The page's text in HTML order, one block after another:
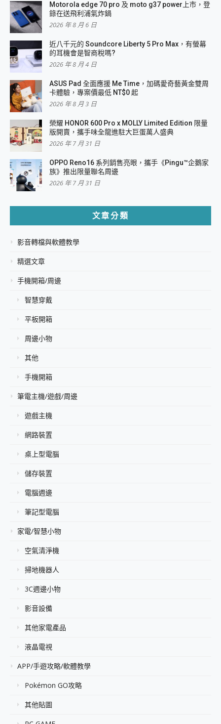
Motorola edge 70 pro 及 moto g37 power上市，登
錄在送飛利浦氣炸鍋
2026 年 8 月 6 日
近八千元的 Soundcore Liberty 5 Pro Max，有螢幕
的耳機會是智商稅嗎?
2026 年 8 月 4 日
ASUS Pad 全面應援 Me Time，加碼愛奇藝黃金雙周
卡體驗，專案價最低 NT$0 起
2026 年 8 月 3 日
榮耀 HONOR 600 Pro x MOLLY Limited Edition 限量
版開賣，攜手味全龍進駐大巨蛋萬人盛典
2026 年 7 月 31 日
OPPO Reno16 系列銷售亮眼，攜手《Pingu™企鵝家
族》推出限量聯名周邊
2026 年 7 月 31 日
文章分類
影音轉檔與軟體教學
精選文章
手機開箱/周邊
智慧穿戴
平板開箱
周邊小物
其他
手機開箱
筆電主機/遊戲/周邊
遊戲主機
網路裝置
桌上型電腦
儲存裝置
電腦週邊
筆記型電腦
家電/智慧小物
空氣清淨機
掃地機器人
3C週邊小物
影音設備
其他家電產品
液晶電視
APP/手遊攻略/軟體教學
Pokémon GO攻略
其他貼圖